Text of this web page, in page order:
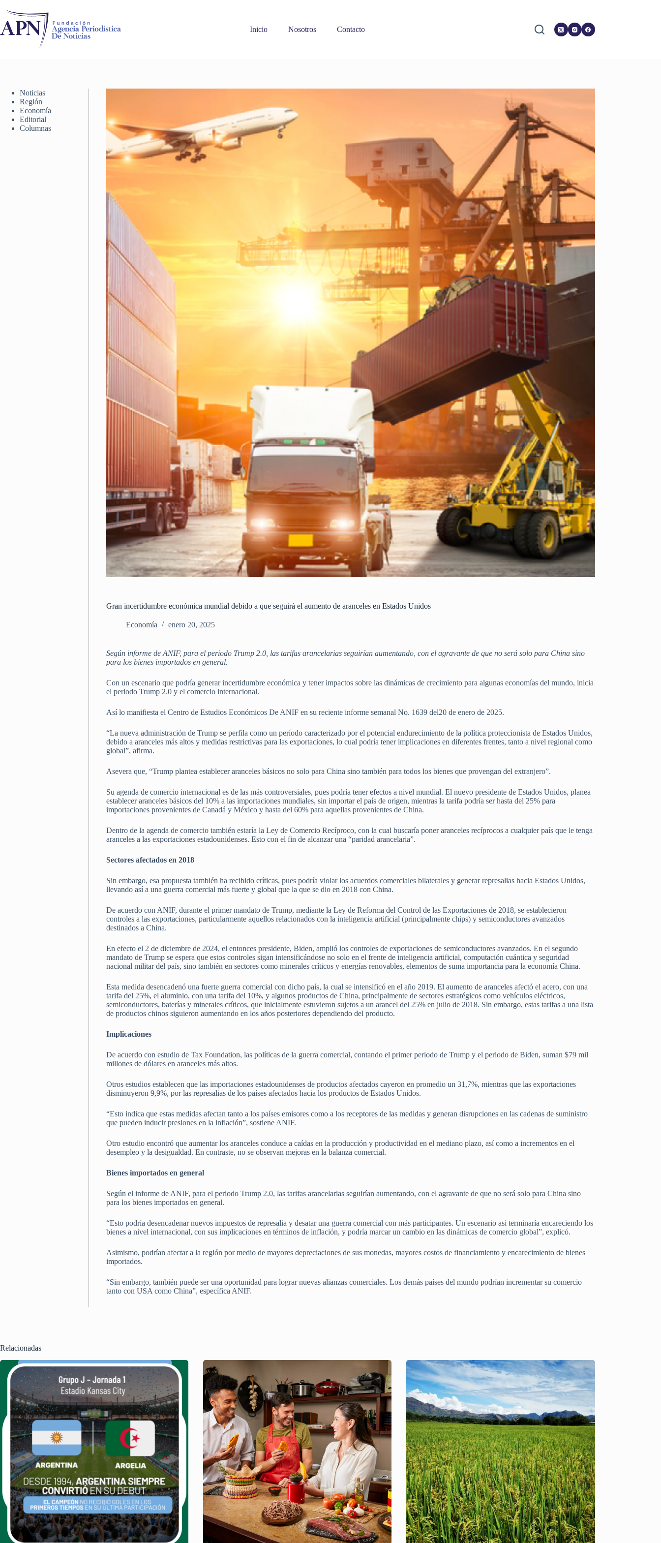
contenido
Inicio
Nosotros Contacto
Gran incertidumbre económica mundial debido a que seguirá el aumento de aranceles en Estados Unidos
Economía enero 20, 2025
Según informe de ANIF, para el periodo Trump 2.0, las tarifas arancelarias seguirían aumentando, con el agravante de que no será solo para China sino
para los bienes importados en general.
Con un escenario que podría generar incertidumbre económica y tener impactos sobre las dinámicas de crecimiento para algunas economías del mundo, inicia
el periodo Trump 2.0 y el comercio internacional.
Así lo manifiesta el Centro de Estudios Económicos De ANIF en su reciente informe semanal No. 1639 del20 de enero de 2025.
“La nueva administración de Trump se perfila como un período caracterizado por el potencial endurecimiento de la política proteccionista de Estados Unidos,
debido a aranceles más altos y medidas restrictivas para las exportaciones, lo cual podría tener implicaciones en diferentes frentes, tanto a nivel regional como
global”, afirma.
Asevera que, “Trump plantea establecer aranceles básicos no solo para China sino también para todos los bienes que provengan del extranjero”.
Su agenda de comercio internacional es de las más controversiales, pues podría tener efectos a nivel mundial. El nuevo presidente de Estados Unidos, planea
establecer aranceles básicos del 10% a las importaciones mundiales, sin importar el país de origen, mientras la tarifa podría ser hasta del 25% para
importaciones provenientes de Canadá y México y hasta del 60% para aquellas provenientes de China.
Dentro de la agenda de comercio también estaría la Ley de Comercio Recíproco, con la cual buscaría poner aranceles recíprocos a cualquier país que le tenga
aranceles a las exportaciones estadounidenses. Esto con el fin de alcanzar una “paridad arancelaria”.
Sectores afectados en 2018
Sin embargo, esa propuesta también ha recibido críticas, pues podría violar los acuerdos comerciales bilaterales y generar represalias hacia Estados Unidos,
llevando así a una guerra comercial más fuerte y global que la que se dio en 2018 con China.
De acuerdo con ANIF, durante el primer mandato de Trump, mediante la Ley de Reforma del Control de las Exportaciones de 2018, se establecieron
controles a las exportaciones, particularmente aquellos relacionados con la inteligencia artificial (principalmente chips) y semiconductores avanzados
destinados a China.
En efecto el 2 de diciembre de 2024, el entonces presidente, Biden, amplió los controles de exportaciones de semiconductores avanzados. En el segundo
mandato de Trump se espera que estos controles sigan intensificándose no solo en el frente de inteligencia artificial, computación cuántica y seguridad
nacional militar del país, sino también en sectores como minerales críticos y energías renovables, elementos de suma importancia para la economía China.
Esta medida desencadenó una fuerte guerra comercial con dicho país, la cual se intensificó en el año 2019. El aumento de aranceles afectó el acero, con una
tarifa del 25%, el aluminio, con una tarifa del 10%, y algunos productos de China, principalmente de sectores estratégicos como vehículos eléctricos,
semiconductores, baterías y minerales críticos, que inicialmente estuvieron sujetos a un arancel del 25% en julio de 2018. Sin embargo, estas tarifas a una lista
de productos chinos siguieron aumentando en los años posteriores dependiendo del producto.
Implicaciones
De acuerdo con estudio de Tax Foundation, las políticas de la guerra comercial, contando el primer periodo de Trump y el periodo de Biden, suman $79 mil
millones de dólares en aranceles más altos.
Otros estudios establecen que las importaciones estadounidenses de productos afectados cayeron en promedio un 31,7%, mientras que las exportaciones
disminuyeron 9,9%, por las represalias de los países afectados hacia los productos de Estados Unidos.
“Esto indica que estas medidas afectan tanto a los países emisores como a los receptores de las medidas y generan disrupciones en las cadenas de suministro
que pueden inducir presiones en la inflación”, sostiene ANIF.
Otro estudio encontró que aumentar los aranceles conduce a caídas en la producción y productividad en el mediano plazo, así como a incrementos en el
desempleo y la desigualdad. En contraste, no se observan mejoras en la balanza comercial.
Bienes importados en general
Según el informe de ANIF, para el periodo Trump 2.0, las tarifas arancelarias seguirían aumentando, con el agravante de que no será solo para China sino
para los bienes importados en general.
“Esto podría desencadenar nuevos impuestos de represalia y desatar una guerra comercial con más participantes. Un escenario así terminaría encareciendo los
bienes a nivel internacional, con sus implicaciones en términos de inflación, y podría marcar un cambio en las dinámicas de comercio global”, explicó.
Asimismo, podrían afectar a la región por medio de mayores depreciaciones de sus monedas, mayores costos de financiamiento y encarecimiento de bienes
importados.
“Sin embargo, también puede ser una oportunidad para lograr nuevas alianzas comerciales. Los demás países del mundo podrían incrementar su comercio
tanto con USA como China”, específica ANIF.
Noticias
Región
Economía
Editorial
Columnas
Relacionadas